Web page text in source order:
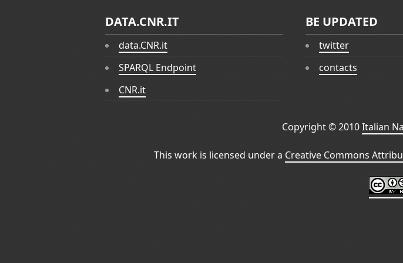
DATA.CNR.IT
data.CNR.it
SPARQL Endpoint
CNR.it
BE UPDATED
twitter
contacts
Copyright © 2010Italian
This work is licensed under a Creative Commons